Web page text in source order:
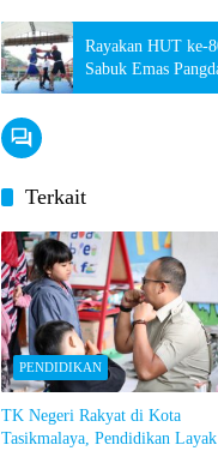
Rayakan HUT ke-
Sabuk Emas
Terkait
PENDIDIKAN
TK Negeri Rakyat di Kota
Tasikmalaya, Pendidikan Layak